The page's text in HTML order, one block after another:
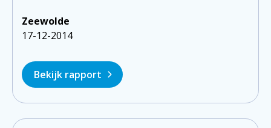
Zeewolde
17-12-2014
Bekijk rapport